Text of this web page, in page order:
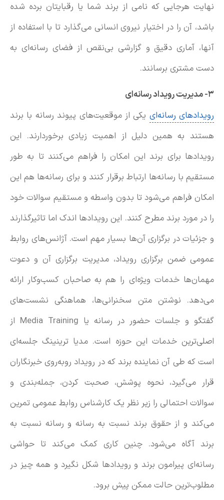
نهایت هرجایی که نامی از برند شما یا رقبایتان برده شده
باشد، آن را در اختیار نیروی انسانی می‌گذارد تا با استفاده از
آنها، آماری دقیق و گزارشی بی‌نقص از فضای رسانه‌ای به
دست مشتری برسانند.
۳- مدیریت رویداد رسانه‌ای
رویدادهای رسانه‌ای یکی از موقعیت‌های پیوند رسانه با برند
هستند به همین دلیل از اهمیت زیادی برخوردارند. این
رویدادها برای برند این امکان را فراهم می‌کنند تا به طور
مستقیم با رسانه‌ها ارتباط برقرار کنند و برای رسانه‌ها هم این
امکان فراهم می‌شود تا بدون واسطه و مستقیم سوالات خود
را در مورد برند مطرح کنند. این رویدادها اندک اما تاثیرگذارند
و جزئیات در برگزاری ‌آن‌ها بسیار مهم است. آژانس‌های روابط
عمومی ضمن برگزاری رویداد، مدیریت برگزاری آن و دعوت
مهمان‌ها خدمات ویژه‌ای را هم به صاحبان کسب‌وکار ارائه
می‌دهد. نوشتن متن سخنرانی‌ها، هماهنگی نشست‌های
گفتگو و جلسات حضور در رسانه یا Media Training از
اصلی‌ترین خدمات این حوزه است. مدیا ترینینگ جلسه‌ای
است که طی آن نماینده برند که در رویداد روبه‌روی خبرنگاران
قرار می‌گیرد، نحوه پوشش، صحبت کردن، جمله‌بندی و
سوالات احتمالی را زیر نظر یک کارشناس روابط عمومی تمرین
می‌کند و از حقوق برند نسبت به رسانه و رسانه نسبت به
برند آگاه می‌شود. چنین کاری کمک می‌کند تا حواشی
رسانه‌ای پیرامون برند و رویدادها شکل نگیرد و همه چیز در
مطلوب‌ترین حالت ممکن پیش برود.